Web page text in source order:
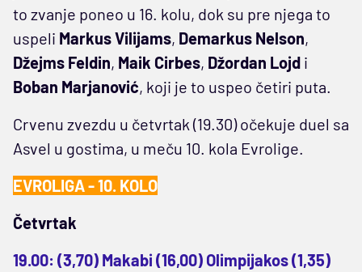
to zvanje poneo u 16. kolu, dok su pre njega to
uspeli Markus Vilijams, Demarkus Nelson,
Džejms Feldin, Maik Cirbes, Džordan Lojd i
Boban Marjanović, koji je to uspeo četiri puta.
Crvenu zvezdu u četvrtak (19.30) očekuje duel sa
Asvel u gostima, u meču 10. kola Evrolige.
EVROLIGA - 10. KOLO
Četvrtak
19.00: (3,70) Makabi (16,00) Olimpijakos (1,35)